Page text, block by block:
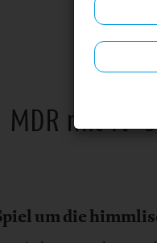
MDR mit
um die